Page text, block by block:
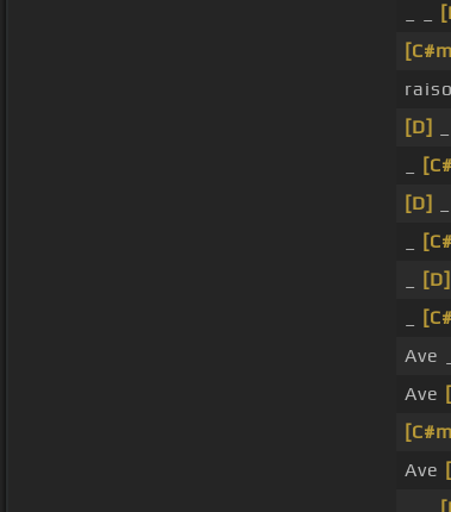
[D]
[D]
[D]
Ave _
Ave
Ave